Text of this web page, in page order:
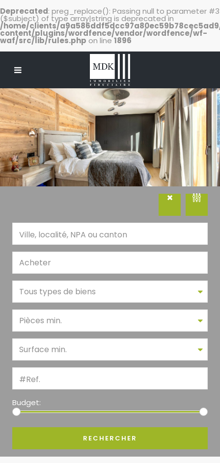
Deprecated: preg_replace(): Passing null to parameter #3
($subject) of type array|string is deprecated in
/home/clients/
content/plugins/wordfence/vendor/wordfence/wf-
waf/src/lib/rules.php on line1896
Acheter
Tous types de biens
Pièces min.
Surface min.
Budget: